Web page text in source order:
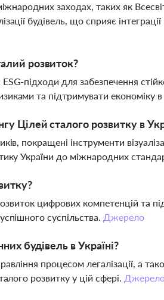
заходах, таких як
будівель, що сприяє
розвиток?
підходи для забезпечення
та підтримувати економіку
Цілей сталого розвитку в
покращені інструменти
України до міжнародних
цифрових компетенцій та
суспільства. Джерело
будівель в Україні?
процесом легалізації, а
розвитку у цій сфері.